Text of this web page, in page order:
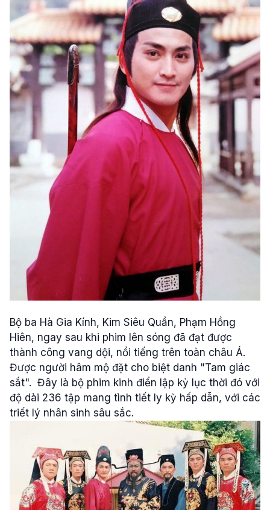
Bộ ba Hà Gia Kính, Kim Siêu Quần, Phạm Hồng
Hiên, ngay sau khi phim lên sóng đã đạt được
thành công vang dội, nổi tiếng trên toàn châu Á.
Được người hâm mộ đặt cho biệt danh "Tam giác
sắt". Đây là bộ phim kinh điển lập kỷ lục thời đó với
độ dài 236 tập mang tình tiết ly kỳ hấp dẫn, với các
triết lý nhân sinh sâu sắc.